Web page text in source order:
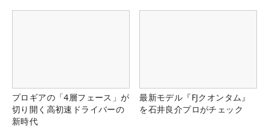
プロギアの「4層フェース」が
切り開く高初速ドライバーの
新時代
最新モデル『FJクオンタム』
を石井良介プロがチェック